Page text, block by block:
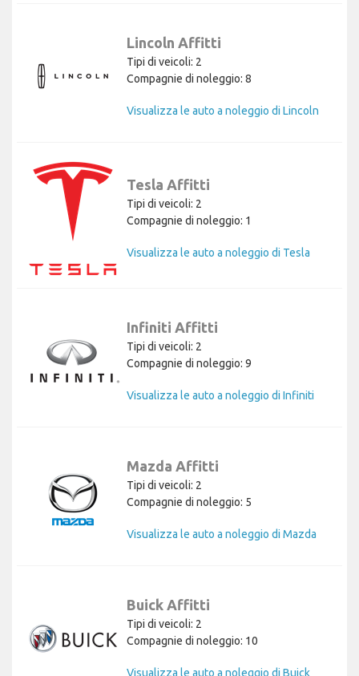
Lincoln Affitti
Tipi di veicoli: 2
Compagnie di noleggio: 8
Visualizza le auto a noleggio di Lincoln
Tesla Affitti
Tipi di veicoli: 2
Compagnie di noleggio: 1
Visualizza le auto a noleggio di Tesla
Infiniti Affitti
Tipi di veicoli: 2
Compagnie di noleggio: 9
Visualizza le auto a noleggio di Infiniti
Mazda Affitti
Tipi di veicoli: 2
Compagnie di noleggio: 5
Visualizza le auto a noleggio di Mazda
Buick Affitti
Tipi di veicoli: 2
Compagnie di noleggio: 10
Visualizza le auto a noleggio di Buick